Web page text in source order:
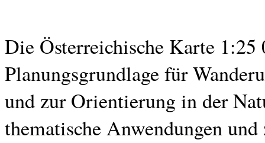
Die Österreichische Karte
Planungsgrundlage für
und zur Orientierung in der
thematische Anwendungen